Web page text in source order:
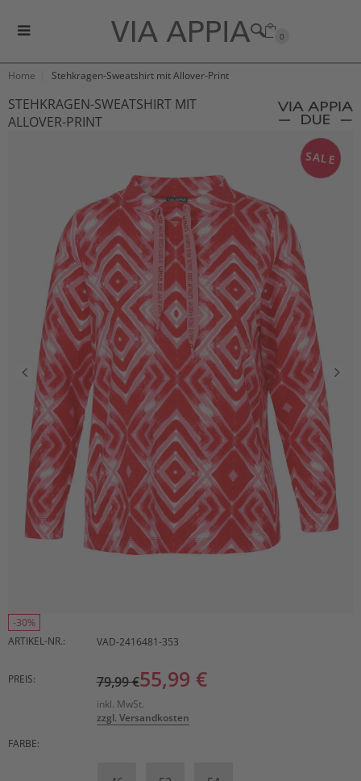
0
Home Stehkragen-Sweatshirt mit Allover-Print
STEHKRAGEN-SWEATSHIRT MIT
ALLOVER-PRINT
SALE
-30%
ARTIKEL-NR.:
VAD-2416481-353
PREIS: 79,99 €55,99 €
inkl. MwSt.
zzgl. Versandkosten
FARBE: